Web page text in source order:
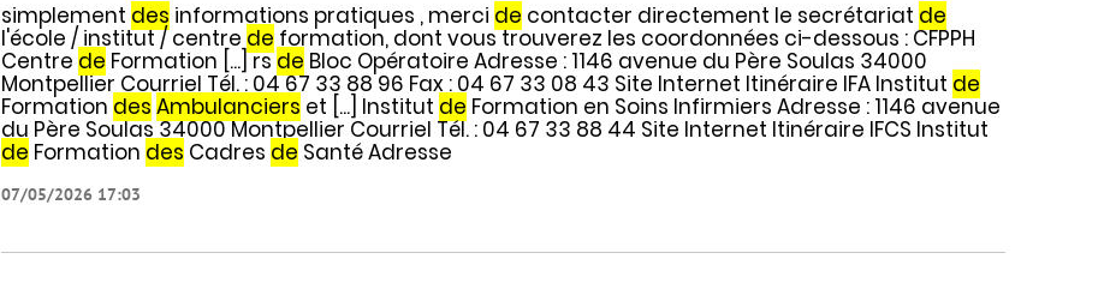
simplement des informations pratiques , merci de contacter directement le secrétariat de
l'école / institut / centre de formation, dont vous trouverez les coordonnées ci-dessous : CFPPH
Centre de Formation [...] rsde Bloc Opératoire Adresse : 1146 avenue du Père Soulas 34000
Montpellier Courriel Tél. : 04 67 33 88 96 Fax : 04 67 33 08 43 Site Internet Itinéraire IFA Institut de
Formation des Ambulanciers et [...] Institut de Formation en Soins Infirmiers Adresse : 1146 avenue
du Père Soulas 34000 Montpellier Courriel Tél. : 04 67 33 88 44 Site Internet Itinéraire IFCS Institut
de Formation des Cadres de Santé Adresse
07/05/2026 17:03